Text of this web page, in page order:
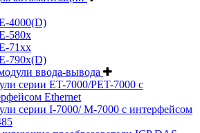
4000(D)
580x
71xx
790x(D)
ввода-вывода
серии ET-7000/PET-7000 с
Ethernet
серии I-7000/ M-7000 с интерфейсом